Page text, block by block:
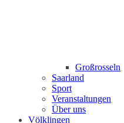
Großrosseln
Saarland
Sport
Veranstaltungen
Über uns
Völklingen